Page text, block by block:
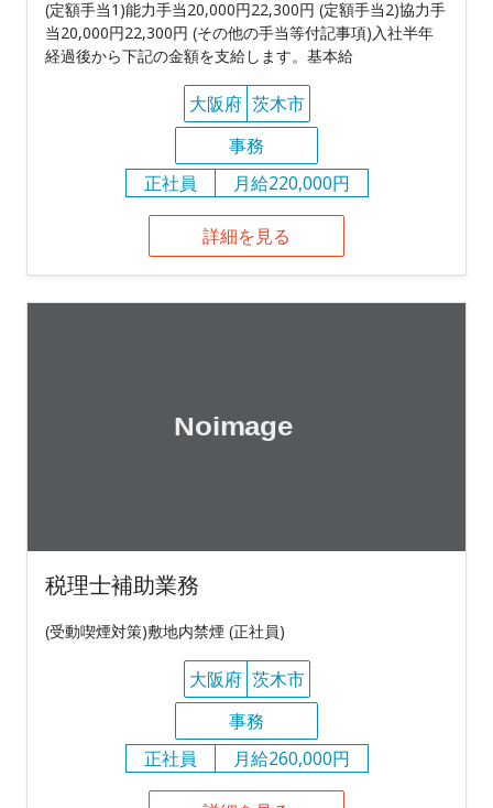
(定額手当1)能力手当20,000円22,300円 (定額手当2)協力手
当20,000円22,300円 (その他の手当等付記事項)入社半年
経過後から下記の金額を支給します。基本給
大阪府 茨木市
事務
正社員
月給220,000円
詳細を見る
税理士補助業務
(受動喫煙対策)敷地内禁煙 (正社員)
大阪府 茨木市
事務
正社員
月給260,000円